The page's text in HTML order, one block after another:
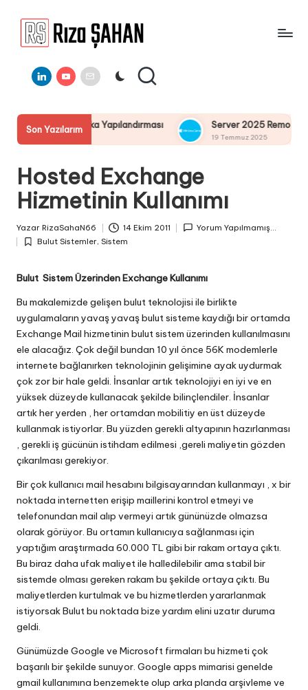
a
Ş
A
H
A
N
Bilgi
Paylaşım
LinkedinYoutube
E-
Mail
Son Yazılarım
Yapılandırması Server 2025 Remote Desktop Services
19 Temmuz 2025
Hosted Exchange
Hizmetinin Kullanımı
by
Yazar RizaSahaN66 14 Ekim 2011 Yorum Yapılmamış...
Posted
Bulut Sistemler, Sistem
Bulut Sistem Üzerinden Exchange Kullanımı
Bu makalemizde gelişen bulut teknolojisi ile birlikte
uygulamaların yavaş yavaş bulut sisteme kaydığı bir ortamda
Exchange Mail hizmetinin bulut sistem üzerinden kullanılmasını
ele alacağız. Çok değil bundan 10 yıl önce 56K modemlerle
internete bağlanırken teknolojinin gelişimine ayak uydurmak
çok zor bir hale geldi. İnsanlar artık teknolojiyi en iyi ve en
yüksek düzeyde kullanacak şekilde bilinçlendiler. İnsanlar
artık her yerden , her ortamdan mobilitiy en üst düzeyde
kullanmak istiyorlar. Bu yüzden gerekli altyapının hazırlanması
, gerekli iş gücünün istihdam edilmesi ,gereli maliyetin gözden
çıkarılması gerekiyor.
Bir çok kullanıcı mail hesabını bilgisayarından kullanmayı , x bir
noktada internetten erişip maillerini kontrol etmeyi ve
telefonundan mail alıp vermeyi artık gününüzde olmazsa
olarak görüyor. Bu ortamın kullanıcıya sağlanması için
yaptığım araştırmada 60.000 TL gibi bir rakam ortaya çıktı.
Bu biraz daha ufak maliyet ile halledilebilir ama stabil bir
sistemde olması gereken rakam bu şekilde ortaya çıktı. Bu
maliyetlerden kurtulmak ve bu hizmetlerden yararlanmak
istiyorsak Bulut bu noktada bize yardım elini uzatır duruma
geldi.
Günümüzde Google ve Microsoft firmaları bu hizmeti çok
başarılı bir şekilde sunuyor. Google apps mimarisi genelde
gmail kullanımına benzemekte olup arka planda arşivleme ve